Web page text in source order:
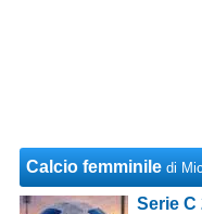
Calcio femminile di
Serie C